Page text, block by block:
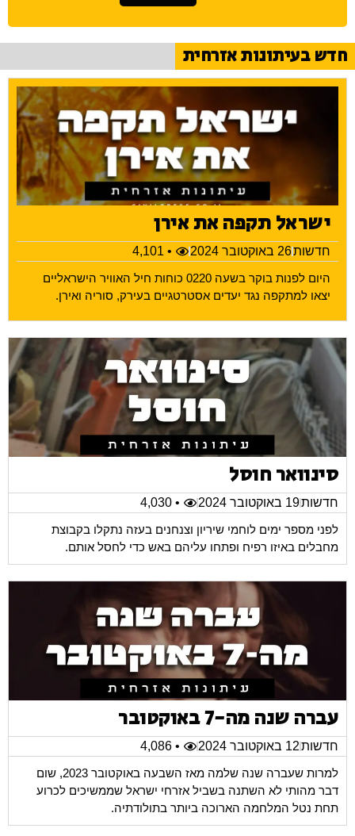
חדש בעיתונות אזרחית
ישראל תקפה את אירן
חדשות26 באוקטובר 2024
• 4,101
היום לפנות בוקר בשעה 0220 כוחות חיל האוויר הישראליים
יצאו למתקפה נגד יעדים אסטרטגיים בעירק, סוריה ואירן.
סינוואר חוסל
חדשות19 באוקטובר 2024
• 4,030
לפני מספר ימים לוחמי שיריון וצנחנים בעזה נתקלו בקבוצת
מחבלים באיזו רפיח ופתחו עליהם באש כדי לחסל אותם.
עברה שנה מה-7 באוקטובר
חדשות12 באוקטובר 2024
• 4,086
למרות שעברה שנה שלמה מאז השבעה באוקטובר 2023, שום
דבר מהותי לא השתנה בשביל אזרחי ישראל שממשיכים לכרוע
תחת נטל המלחמה הארוכה ביותר בתולודתיה.